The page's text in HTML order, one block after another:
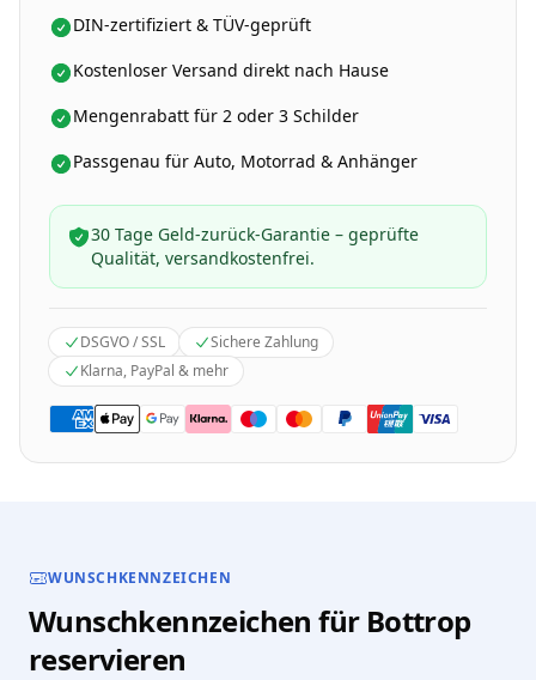
DIN-zertifiziert & TÜV-geprüft
Kostenloser Versand direkt nach Hause
Mengenrabatt für 2 oder 3 Schilder
Passgenau für Auto, Motorrad & Anhänger
30 Tage Geld-zurück-Garantie – geprüfte
Qualität, versandkostenfrei.
DSGVO / SSL
Sichere Zahlung
Klarna, PayPal & mehr
WUNSCHKENNZEICHEN
Wunschkennzeichen für Bottrop
reservieren